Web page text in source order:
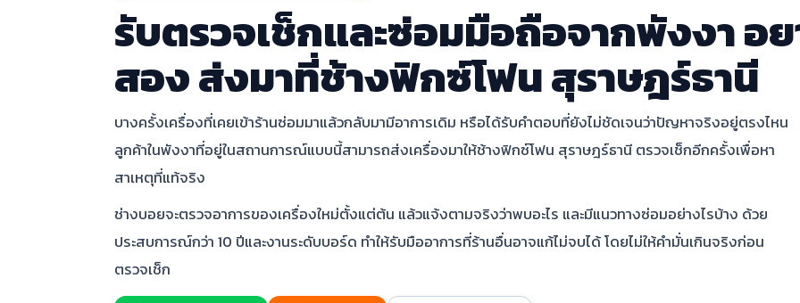
รับตรวจเช็กและซ่อมมือถือจากพังงา อ
สอง ส่งมาที่ช้างฟิกซ์โฟน สุราษฎร์ธานี
บางครั้งเครื่องที่เคยเข้าร้านซ่อมมาแล้วกลับมามีอาการเดิม หรือได้รับคำตอบที่ยังไม่ชัดเจนว่าปัญหาจริงอยู่ตรงไหน
ลูกค้าในพังงาที่อยู่ในสถานการณ์แบบนี้สามารถส่งเครื่องมาให้ช้างฟิกซ์โฟน สุราษฎร์ธานี ตรวจเช็กอีกครั้งเพื่อหา
สาเหตุที่แท้จริง
ช่างบอยจะตรวจอาการของเครื่องใหม่ตั้งแต่ต้น แล้วแจ้งตามจริงว่าพบอะไร และมีแนวทางซ่อมอย่างไรบ้าง ด้วย
ประสบการณ์กว่า 10 ปีและงานระดับบอร์ด ทำให้รับมืออาการที่ร้านอื่นอาจแก้ไม่จบได้ โดยไม่ให้คำมั่นเกินจริงก่อน
ตรวจเช็ก